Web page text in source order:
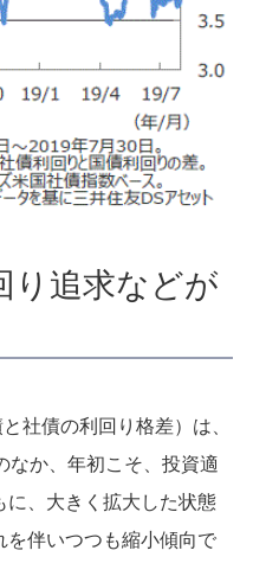
り追求などが
社債の利回り格差）は、
なか、年初こそ、投資適
、大きく拡大した状態
伴いつつも縮小傾向で